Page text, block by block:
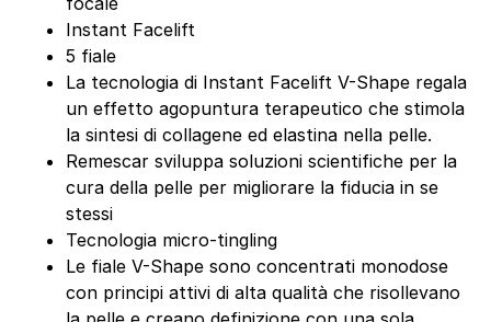
Instant Facelift
5 fiale
La tecnologia di Instant Facelift V-Shape regala
un effetto agopuntura terapeutico che stimola
la sintesi di collagene ed elastina nella pelle.
Remescar sviluppa soluzioni scientifiche per la
cura della pelle per migliorare la fiducia in se
stessi
Tecnologia micro-tingling
Le fiale V-Shape sono concentrati monodose
con principi attivi di alta qualità che risollevano